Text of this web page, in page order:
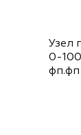
Узел
0-